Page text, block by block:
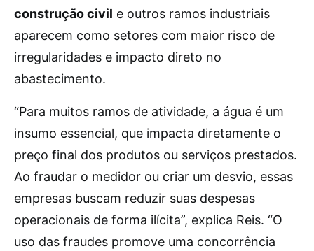
construção civil e outros ramos industriais
aparecem como setores com maior risco de
irregularidades e impacto direto no
abastecimento.
“Para muitos ramos de atividade, a água é um
insumo essencial, que impacta diretamente o
preço final dos produtos ou serviços prestados.
Ao fraudar o medidor ou criar um desvio, essas
empresas buscam reduzir suas despesas
operacionais de forma ilícita”, explica Reis. “O
uso das fraudes promove uma concorrência